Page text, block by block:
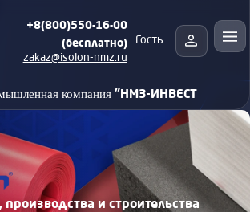
+8(800)550-16-00
(бесплатно)
zakaz@isolon-nmz.ru
Гость
компания"НМЗ-ИНВЕСТ
производства и строительства